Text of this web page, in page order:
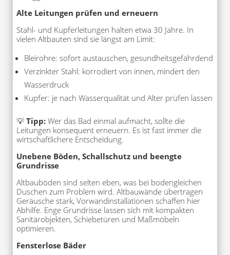
Alte Leitungen prüfen und erneuern
Stahl- und Kupferleitungen halten etwa 30 Jahre. In
vielen Altbauten sind sie längst am Limit:
Bleirohre: sofort austauschen, gesundheitsgefährdend
Verzinkter Stahl: korrodiert von innen, mindert den
Wasserdruck
Kupfer: je nach Wasserqualität und Alter prüfen lassen
💡 Tipp:Wer das Bad einmal aufmacht, sollte die
Leitungen konsequent erneuern. Es ist fast immer die
wirtschaftlichere Entscheidung.
Unebene Böden, Schallschutz und beengte
Grundrisse
Altbauböden sind selten eben, was bei bodengleichen
Duschen zum Problem wird. Altbauwände übertragen
Geräusche stark, Vorwandinstallationen schaffen hier
Abhilfe. Enge Grundrisse lassen sich mit kompakten
Sanitärobjekten, Schiebetüren und Maßmöbeln
optimieren.
Fensterlose Bäder